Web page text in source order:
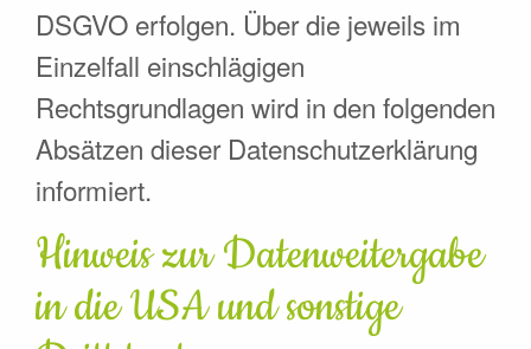
DSGVO erfolgen. Über die jeweils im
Einzelfall einschlägigen
Rechtsgrundlagen wird in den folgenden
Absätzen dieser Datenschutzerklärung
informiert.
Hinweis zur Datenweitergabe
in die USA und sonstige